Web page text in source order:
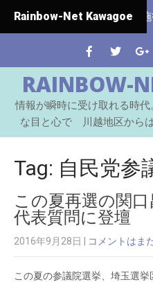
Rainbow-Net Kawagoe
玉県ではじめて市制施行さ
RAINBOW-
情報が瞬時に受け取れる時
な目と心で 川越地区から
Tag: 自民党参
この夏再選の関
代表質問に登壇
2016年9月28日 コメントはま
この夏の参議院選挙、埼玉選